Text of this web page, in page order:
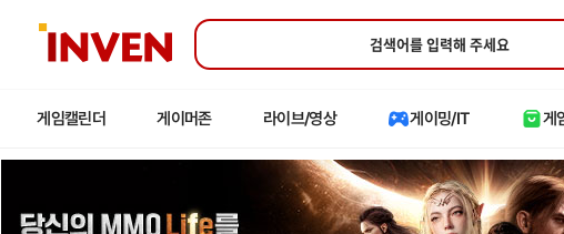
인
게임캘린더 게이머존 라이브/영상 게이밍/IT 게